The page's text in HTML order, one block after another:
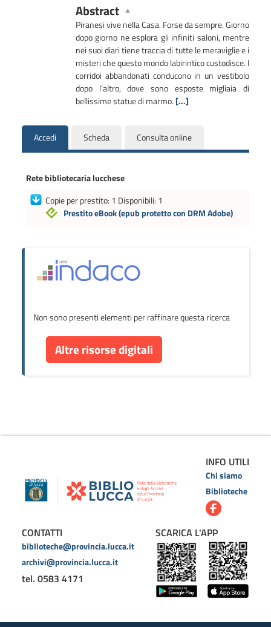
Abstract
Piranesi vive nella Casa. Forse da sempre. Giorno
dopo giorno ne esplora gli infiniti saloni, mentre
nei suoi diari tiene traccia di tutte le meraviglie e i
misteri che questo mondo labirintico custodisce. I
corridoi abbandonati conducono in un vestibolo
dopo l’altro, dove sono esposte migliaia di
bellissime statue di marmo. [...]
Accedi Scheda Consulta online
Rete bibliotecaria lucchese
Copie per prestito: 1 Disponibili: 1
Prestito eBook(epub protetto con DRM Adobe)
Non sono presenti elementi per raffinare questa ricerca
Altre risorse digitali
INFO UTILI
Chi siamo
Biblioteche
CONTATTI
biblioteche@provincia.lucca.it
archivi@provincia.lucca.it
tel. 0583 4171
SCARICA L'APP